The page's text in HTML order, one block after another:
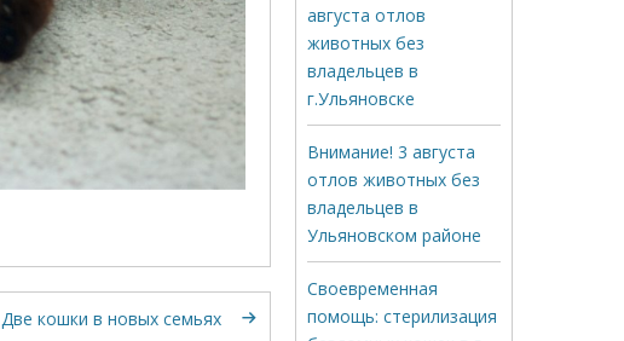
Две кошки в новых семьях
августа отлов
животных без
владельцев в
г.Ульяновске
Внимание! 3 августа
отлов животных без
владельцев в
Ульяновском районе
Своевременная
помощь: стерилизация